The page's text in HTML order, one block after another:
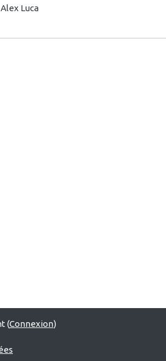
Alex Luca
(Connexion)